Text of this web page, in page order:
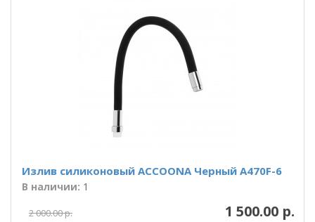
Излив силиконовый ACCOONA Черный A470F-6
В наличии: 1
1 500.00 р.
2 000.00 р.